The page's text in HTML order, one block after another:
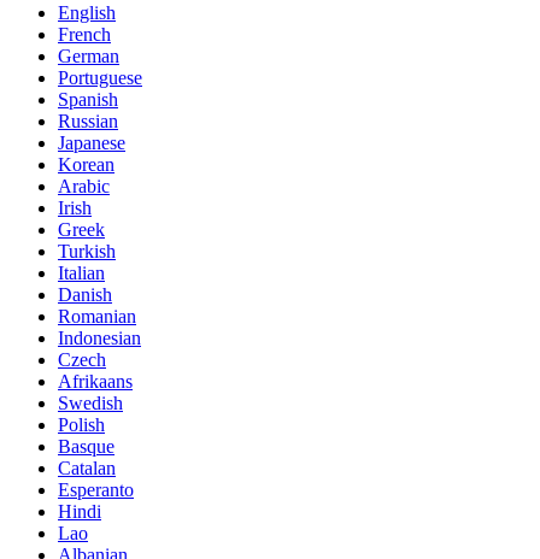
English
French
German
Portuguese
Spanish
Russian
Japanese
Korean
Arabic
Irish
Greek
Turkish
Italian
Danish
Romanian
Indonesian
Czech
Afrikaans
Swedish
Polish
Basque
Catalan
Esperanto
Hindi
Lao
Albanian